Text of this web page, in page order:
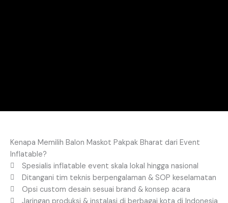
Kenapa Memilih Balon Maskot Pakpak Bharat dari Event
Inflatable?
Spesialis inflatable event skala lokal hingga nasional
Ditangani tim teknis berpengalaman & SOP keselamatan
Opsi custom desain sesuai brand & konsep acara
Jaringan produksi & instalasi di berbagai kota di Indonesia